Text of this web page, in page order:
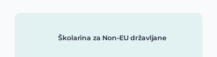
Školarina za Non-EU državljane